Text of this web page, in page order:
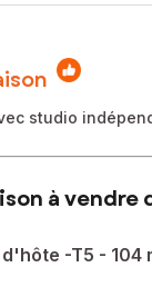
studio
à vendre
-T5 - 104